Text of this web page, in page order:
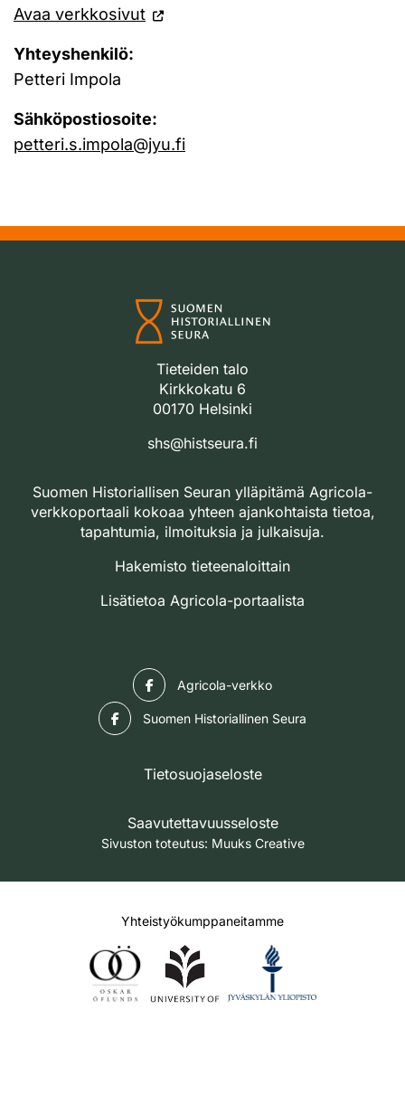
Avaa verkkosivut
Yhteyshenkilö:
Petteri Impola
Sähköpostiosoite:
petteri.s.impola@jyu.fi
Tieteiden talo
Kirkkokatu 6
00170 Helsinki
shs@histseura.fi
Suomen Historiallisen Seuran ylläpitämä Agricola-
verkkoportaali kokoaa yhteen ajankohtaista tietoa,
tapahtumia, ilmoituksia ja julkaisuja.
Hakemisto tieteenaloittain
Lisätietoa Agricola-portaalista
Agricola-verkko
Suomen Historiallinen Seura
Tietosuojaseloste
Saavutettavuusseloste
Sivuston toteutus: Muuks Creative
Yhteistyökumppaneitamme